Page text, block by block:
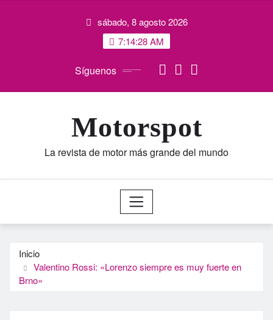
sábado, 8 agosto 2026
7:14:29 AM
Síguenos
Motorspot
La revista de motor más grande del mundo
Inicio
Valentino Rossi: «Lorenzo siempre es muy fuerte en
Brno»